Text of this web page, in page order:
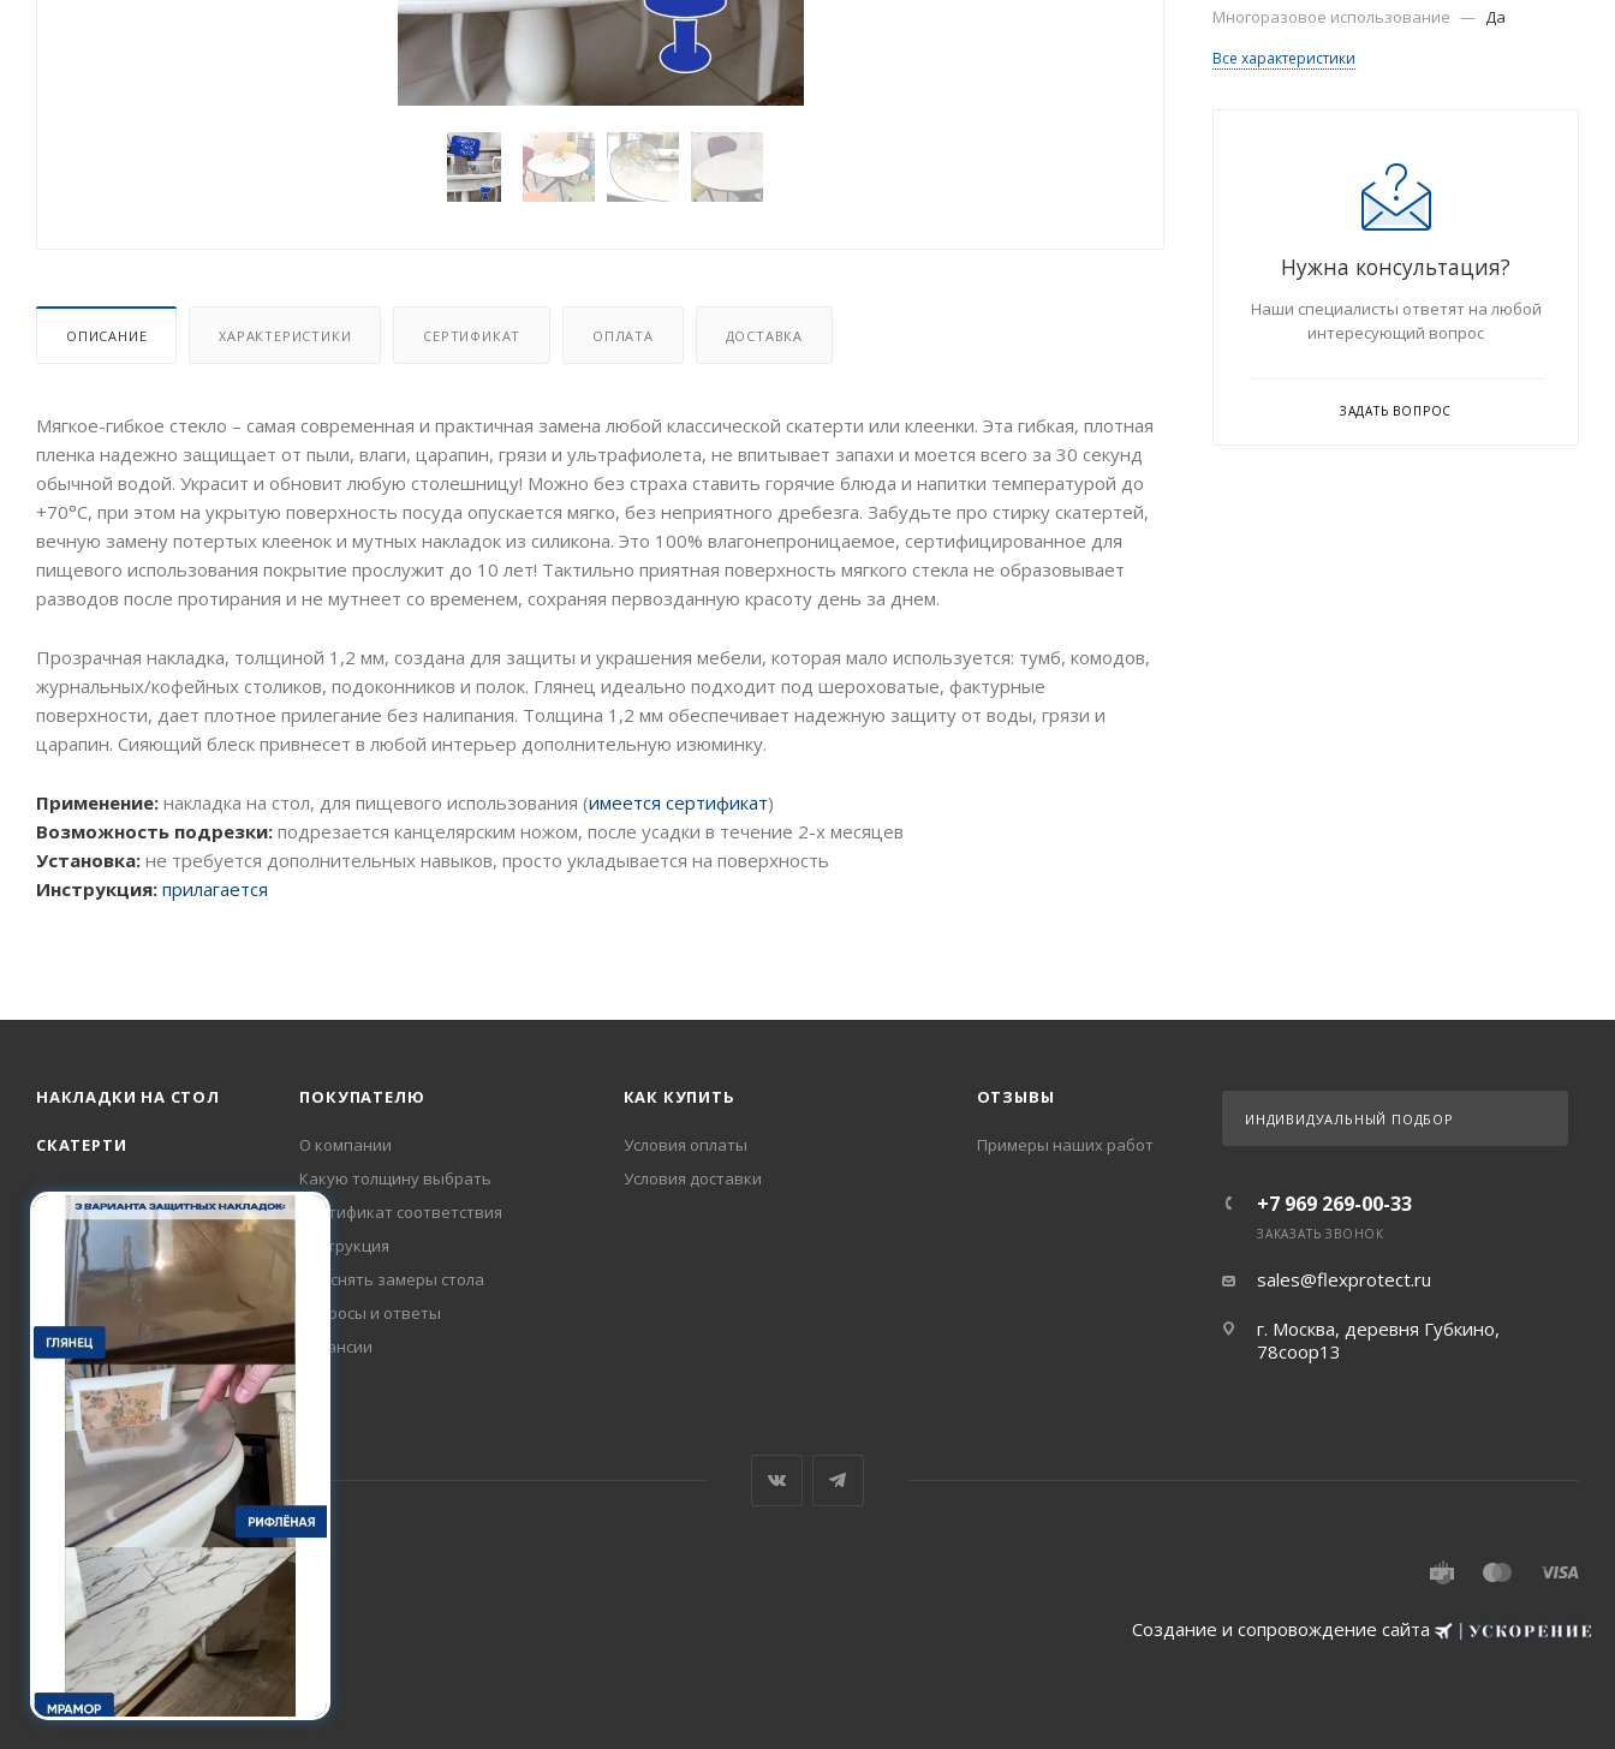
ОПИСАНИЕ ХАРАКТЕРИСТИКИ СЕРТИФИКАТ ОПЛАТА ДОСТАВКА
Мягкое-гибкое стекло – самая современная и практичная замена любой классической скатерти или клеенки. Эта гибкая, плотная
пленка надежно защищает от пыли, влаги, царапин, грязи и ультрафиолета, не впитывает запахи и моется всего за 30 секунд
обычной водой. Украсит и обновит любую столешницу! Можно без страха ставить горячие блюда и напитки температурой до
+70°C, при этом на укрытую поверхность посуда опускается мягко, без неприятного дребезга. Забудьте про стирку скатертей,
вечную замену потертых клеенок и мутных накладок из силикона. Это 100% влагонепроницаемое, сертифицированное для
пищевого использования покрытие прослужит до 10 лет! Тактильно приятная поверхность мягкого стекла не образовывает
разводов после протирания и не мутнеет со временем, сохраняя первозданную красоту день за днем.
Прозрачная накладка, толщиной 1,2 мм, создана для защиты и украшения мебели, которая мало используется: тумб, комодов,
журнальных/кофейных столиков, подоконников и полок. Глянец идеально подходит под шероховатые, фактурные
поверхности, дает плотное прилегание без налипания. Толщина 1,2 мм обеспечивает надежную защиту от воды, грязи и
царапин. Сияющий блеск привнесет в любой интерьер дополнительную изюминку.
Применение: накладка на стол, для пищевого использования (имеется сертификат)
Возможность подрезки: подрезается канцелярским ножом, после усадки в течение 2-х месяцев
Установка: не требуется дополнительных навыков, просто укладывается на поверхность
Инструкция: прилагается
Многоразовое использование — Да
Все характеристики
Нужна консультация?
Наши специалисты ответят на любой
интересующий вопрос
ЗАДАТЬ ВОПРОС
НАКЛАДКИ НА СТОЛ
СКАТЕРТИ
ПОКУПАТЕЛЮ
О компании
Какую толщину выбрать
Сертификат соответствия
Инструкция
Как снять замеры стола
Вопросы и ответы
Вакансии
КАК КУПИТЬ
Условия оплаты
Условия доставки
ОТЗЫВЫ
Примеры наших работ
ИНДИВИДУАЛЬНЫЙ ПОДБОР
+7 969 269-00-33
ЗАКАЗАТЬ ЗВОНОК
sales@flexprotect.ru
г. Москва, деревня Губкино,
78соор13
Создание и сопровождение сайта
2015-2026 © FlexProtect